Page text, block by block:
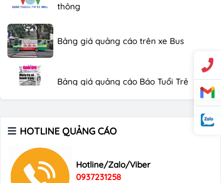
Bảng giá quảng cáo trên xe Bus
Bảng giá quảng cáo Báo Tuổi Trẻ
Bảng giá quảng cáo tạp chí Heritage
Bảng giá quảng cáo Tạp chí Xin Chào
Việt Nam
HOTLINE QUẢNG CÁO
Hotline/Zalo/Viber
0937231258